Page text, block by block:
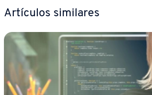
Artículos similares